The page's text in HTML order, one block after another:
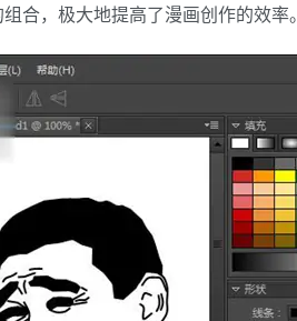
合，极大地提高了漫画创作的效率。